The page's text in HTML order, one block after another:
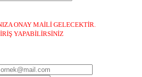
ONAY MAİLİ GELECEKTİR.
YAPABİLİRSİNİZ